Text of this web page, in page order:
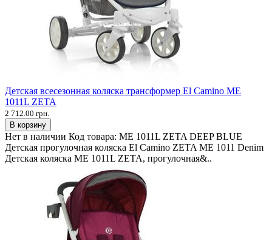
Детская всесезонная коляска трансформер El Camino ME
1011L ZETA
2 712.00 грн.
В корзину
Нет в наличии Код товара: ME 1011L ZETA DEEP BLUE
Детская прогулочная коляска El Camino ZETA ME 1011 Denim
Детская коляска ME 1011L ZETA, прогулочная&..